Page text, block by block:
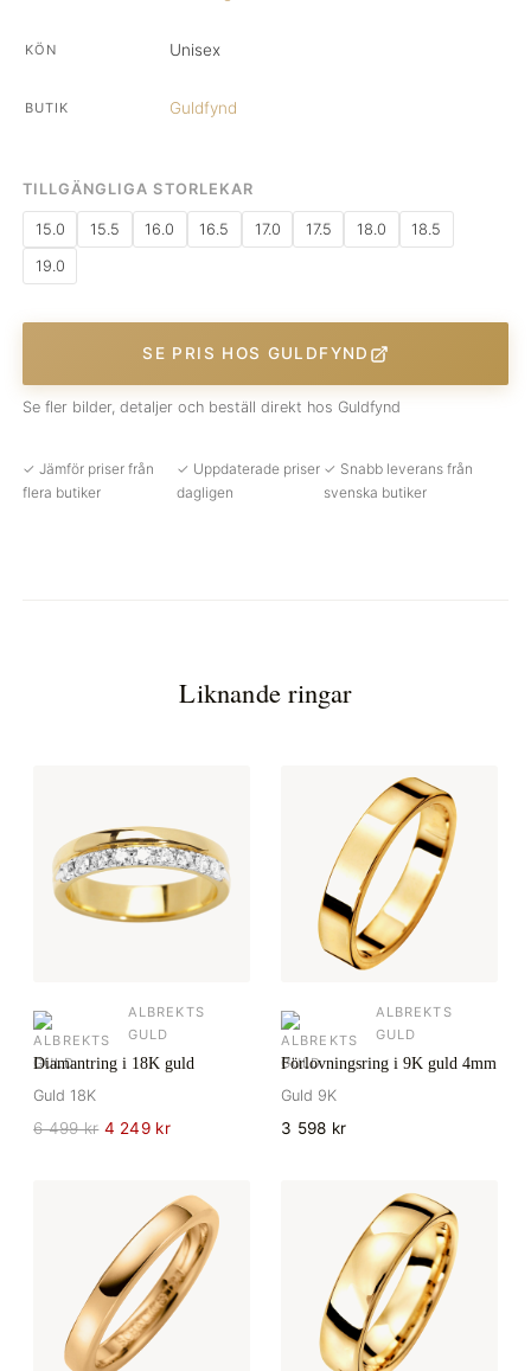
KÖN Unisex
BUTIK Guldfynd
TILLGÄNGLIGA STORLEKAR
15.0 15.5 16.0 16.5 17.0 17.5 18.0 18.5
19.0
SE PRIS HOS GULDFYND
Se fler bilder, detaljer och beställ direkt hos Guldfynd
✓ Jämför priser från
flera butiker
✓ Uppdaterade priser
dagligen
✓ Snabb leverans från
svenska butiker
Liknande ringar
ALBREKTS
GULD
Diamantring i 18K guld
Guld 18K
6 499 kr 4 249 kr
ALBREKTS
GULD
Förlovningsring i 9K guld 4mm
Guld 9K
3 598 kr